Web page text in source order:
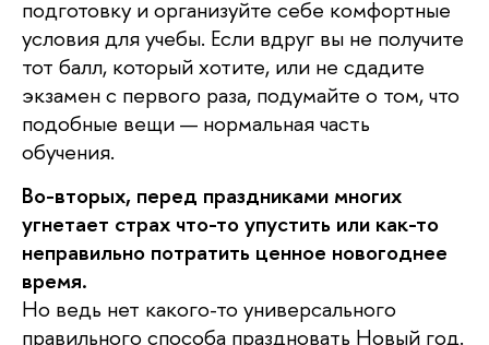
подготовку и организуйте себе комфортные
условия для учебы. Если вдруг вы не получите
тот балл, который хотите, или не сдадите
экзамен с первого раза, подумайте о том, что
подобные вещи — нормальная часть
обучения.
Во-вторых, перед праздниками многих
угнетает страх что-то упустить или как-то
неправильно потратить ценное новогоднее
время.
Но ведь нет какого-то универсального
правильного способа праздновать Новый год.